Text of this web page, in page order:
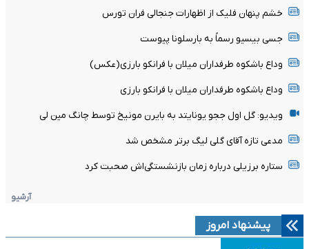
خشم پنهان فلیک از اظهارات جنجالی فران تورس
جسی بیسیو رسماً به بارسلونا پیوست
وداع باشکوه طرفداران میلان با فرانکو بارزی(عکس)
وداع باشکوه طرفداران میلان با فرانکو بارزی
ویدیو: گل اول ججو یونایتد به بایرن مونیخ توسط چانگ مین لی
مدعی تازه آقای گلی لیگ برتر مشخص شد
ستاره برزیلی درباره زمان بازنشستگی‌اش صحبت کرد
آرشیو
پیشنهاد امروز